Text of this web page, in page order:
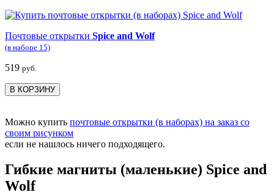
Почтовые открытки Spice and Wolf
(в наборе 15)
519 руб.
В КОРЗИНУ
Можно купить почтовые открытки (в наборах) на заказ со
своим рисунком
если не нашлось ничего подходящего.
Гибкие магниты (маленькие) Spice and
Wolf